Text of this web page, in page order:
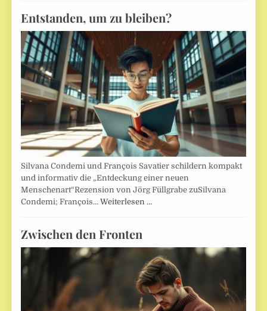
Entstanden, um zu bleiben?
Silvana Condemi und François Savatier schildern kompakt
und informativ die „Entdeckung einer neuen
Menschenart“Rezension von Jörg Füllgrabe zuSilvana
Condemi; François…Weiterlesen …
Zwischen den Fronten